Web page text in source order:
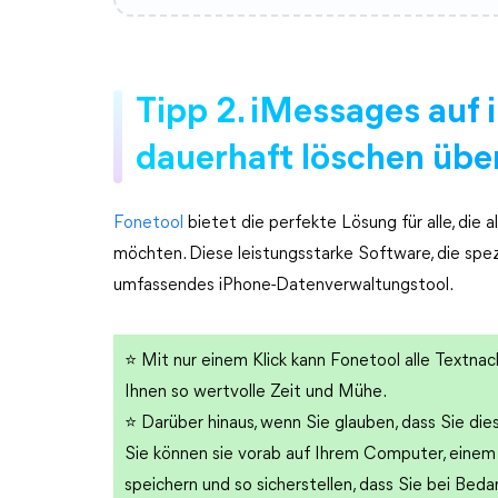
Tipp 2. iMessages auf
dauerhaft löschen
Fonetool bietet die perfekte Lösung für alle, die
möchten. Diese leistungsstarke Software, die
umfassendes iPhone-Datenverwaltungstool.
⭐ Mit nur einem Klick kann Fonetool alle
Ihnen so wertvolle Zeit und Mühe.
⭐ Darüber hinaus, wenn Sie glauben, dass Sie
Sie können sie vorab auf Ihrem Computer,
speichern und so sicherstellen, dass Sie bei